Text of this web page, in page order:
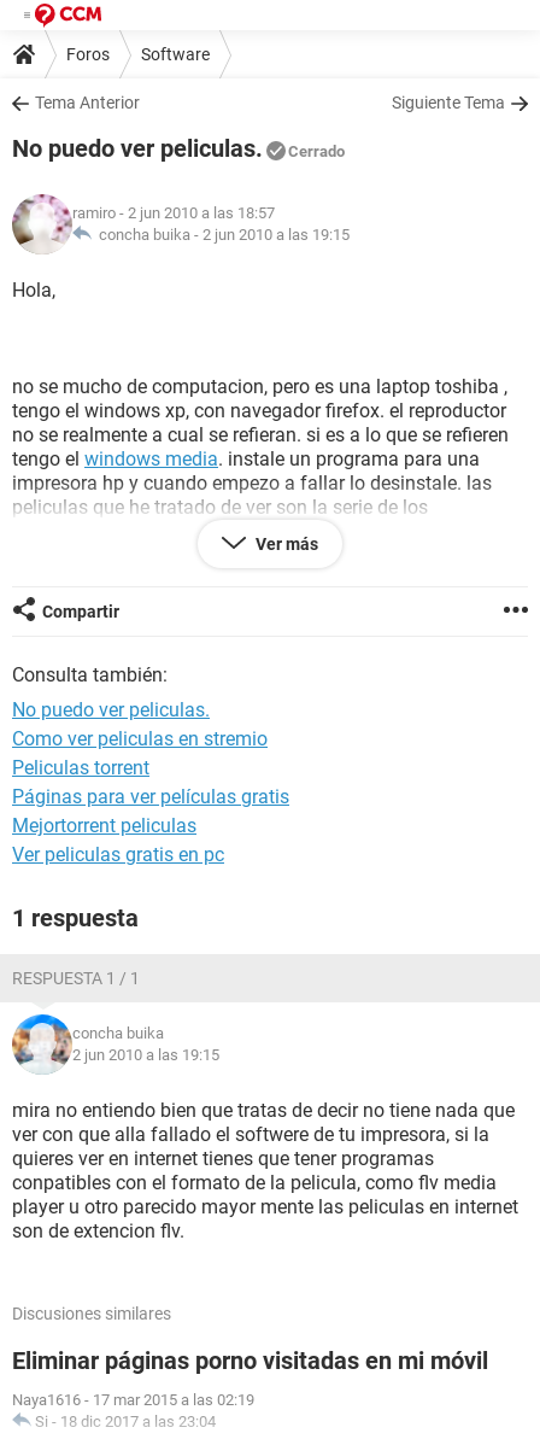
Foros Software
Tema Anterior Siguiente Tema
No puedo ver peliculas. Cerrado
ramiro - 2 jun 2010 a las 18:57
concha buika - 2 jun 2010 a las 19:15
Hola,
no se mucho de computacion, pero es una laptop toshiba ,
tengo el windows xp, con navegador firefox. el reproductor
no se realmente a cual se refieran. si es a lo que se refieren
tengo el windows media. instale un programa para una
impresora hp y cuando empezo a fallar lo desinstale. las
peliculas que he tratado de ver son la serie de los
simuladores online de peliculasyonkis.com, tengo el
version de prueba 30 dias. y antes de
antes ya la desinstale y sigue el problema.
Ver más
Compartir
Consulta también:
No puedo ver peliculas.
Como ver peliculas en stremio
Peliculas torrent
Páginas para ver películas gratis
Mejortorrent peliculas
Ver peliculas gratis en pc
1 respuesta
RESPUESTA 1 / 1
concha buika
2 jun 2010 a las 19:15
mira no entiendo bien que tratas de decir no tiene nada que
ver con que alla fallado el softwere de tu impresora, si la
quieres ver en internet tienes que tener programas
conpatibles con el formato de la pelicula, como flv media
player u otro parecido mayor mente las peliculas en internet
son de extencion flv.
Discusiones similares
Eliminar páginas porno visitadas en mi móvil
Naya1616 - 17 mar 2015 a las 02:19
Si - 18 dic 2017 a las 23:04